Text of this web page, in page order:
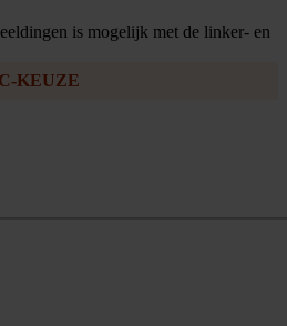
is mogelijk met de linker- en
C-KEUZE